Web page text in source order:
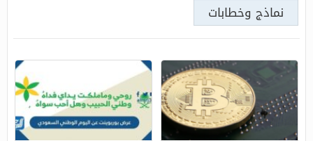
نماذج وخطابات